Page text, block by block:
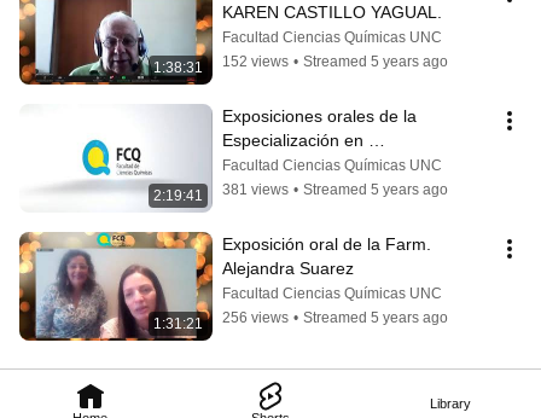
Library
1:38:31
KAREN CASTILLO YAGUAL.
Facultad Ciencias Químicas UNC
152 views • Streamed 5 years ago
2:19:41
Exposiciones orales de la
Especialización en
BACTERIOLOGÍA.
Facultad Ciencias Químicas UNC
381 views • Streamed 5 years ago
1:31:21
Exposición oral de la Farm.
Alejandra Suarez
Facultad Ciencias Químicas UNC
256 views • Streamed 5 years ago